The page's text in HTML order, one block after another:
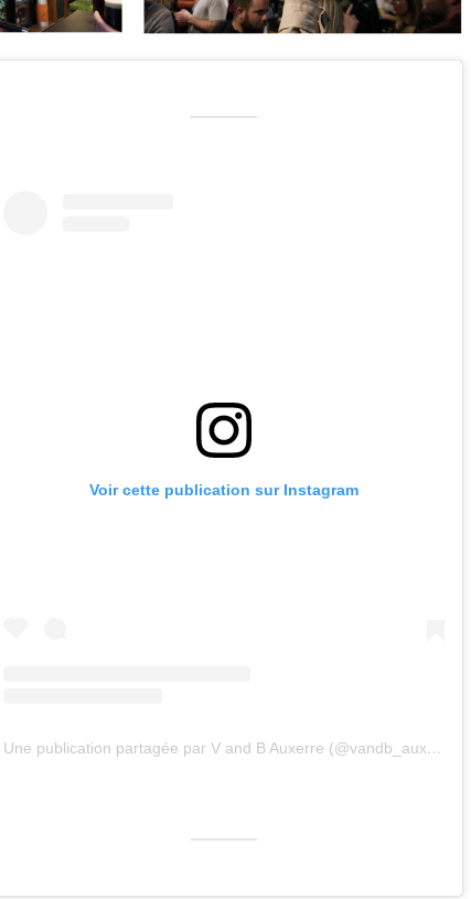
Voir cette publication sur Instagram
Une publication partagée par V and B Auxerre (@vandb_auxerre)